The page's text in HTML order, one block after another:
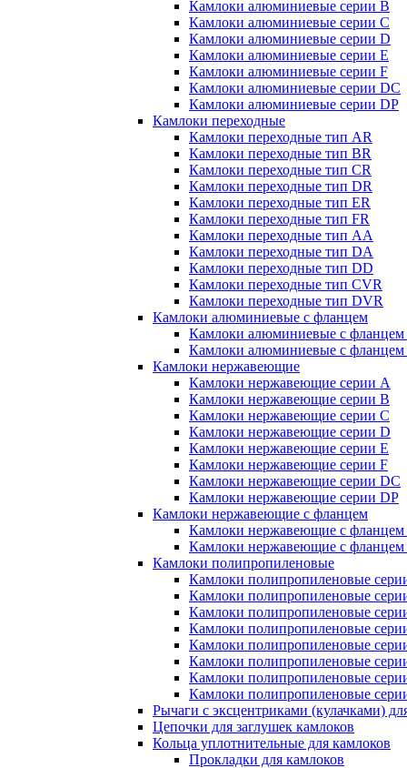
Камлоки алюминиевые серии B
Камлоки алюминиевые серии C
Камлоки алюминиевые серии D
Камлоки алюминиевые серии E
Камлоки алюминиевые серии F
Камлоки алюминиевые серии DC
Камлоки алюминиевые серии DP
Камлоки переходные
Камлоки переходные тип AR
Камлоки переходные тип BR
Камлоки переходные тип CR
Камлоки переходные тип DR
Камлоки переходные тип ER
Камлоки переходные тип FR
Камлоки переходные тип AA
Камлоки переходные тип DA
Камлоки переходные тип DD
Камлоки переходные тип CVR
Камлоки переходные тип DVR
Камлоки алюминиевые с фланцем
Камлоки алюминиевые с фланцем
Камлоки алюминиевые с фланцем
Камлоки нержавеющие
Камлоки нержавеющие серии А
Камлоки нержавеющие серии В
Камлоки нержавеющие серии C
Камлоки нержавеющие серии D
Камлоки нержавеющие серии E
Камлоки нержавеющие серии F
Камлоки нержавеющие серии DC
Камлоки нержавеющие серии DP
Камлоки нержавеющие с фланцем
Камлоки нержавеющие с фланцем
Камлоки нержавеющие с фланцем
Камлоки полипропиленовые
Камлоки полипропиленовые
Камлоки полипропиленовые
Камлоки полипропиленовые
Камлоки полипропиленовые
Камлоки полипропиленовые
Камлоки полипропиленовые
Камлоки полипропиленовые
Камлоки полипропиленовые
Рычаги с эксцентриками (кулачками)
Цепочки для заглушек камлоков
Кольца уплотнительные для камлоков
Прокладки для камлоков